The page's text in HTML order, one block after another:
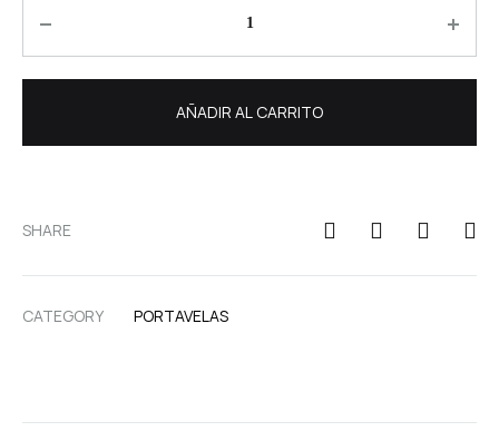
AÑADIR AL CARRITO
SHARE
CATEGORY PORTAVELAS